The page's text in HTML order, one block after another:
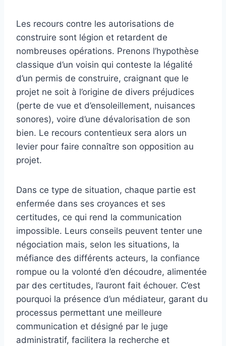
Les recours contre les autorisations de
construire sont légion et retardent de
nombreuses opérations. Prenons l’hypothèse
classique d’un voisin qui conteste la légalité
d’un permis de construire, craignant que le
projet ne soit à l’origine de divers préjudices
(perte de vue et d’ensoleillement, nuisances
sonores), voire d’une dévalorisation de son
bien. Le recours contentieux sera alors un
levier pour faire connaître son opposition au
projet.
Dans ce type de situation, chaque partie est
enfermée dans ses croyances et ses
certitudes, ce qui rend la communication
impossible. Leurs conseils peuvent tenter une
négociation mais, selon les situations, la
méfiance des différents acteurs, la confiance
rompue ou la volonté d’en découdre, alimentée
par des certitudes, l’auront fait échouer. C’est
pourquoi la présence d’un médiateur, garant du
processus permettant une meilleure
communication et désigné par le juge
administratif, facilitera la recherche et